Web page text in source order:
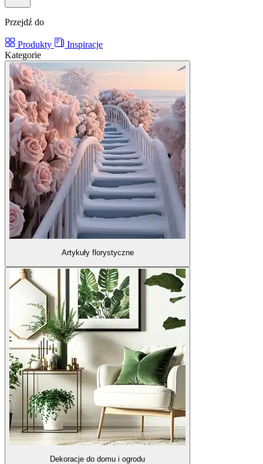
Przejdź do
Produkty
Inspiracje
Kategorie
Artykuły florystyczne
Dekoracje do domu i ogrodu